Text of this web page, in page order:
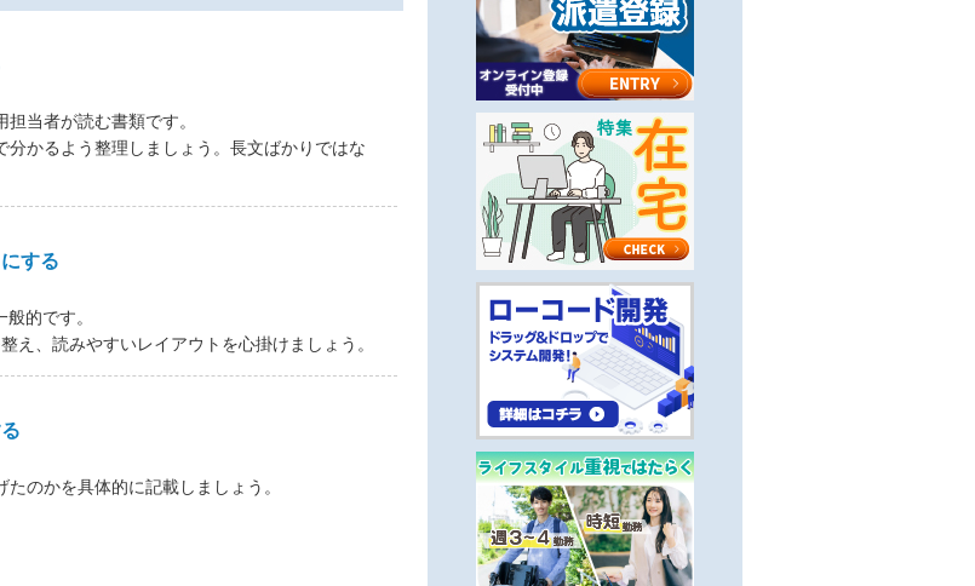
当者が読む書類です。
かるよう整理しましょう。長文ばかりではな
する
的です。
え、読みやすいレイアウトを心掛けましょう。
のかを具体的に記載しましょう。